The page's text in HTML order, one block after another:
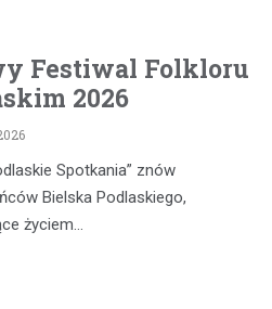
Festiwal Folkloru
2026
Spotkania” znów
Bielska Podlaskiego,
życiem…